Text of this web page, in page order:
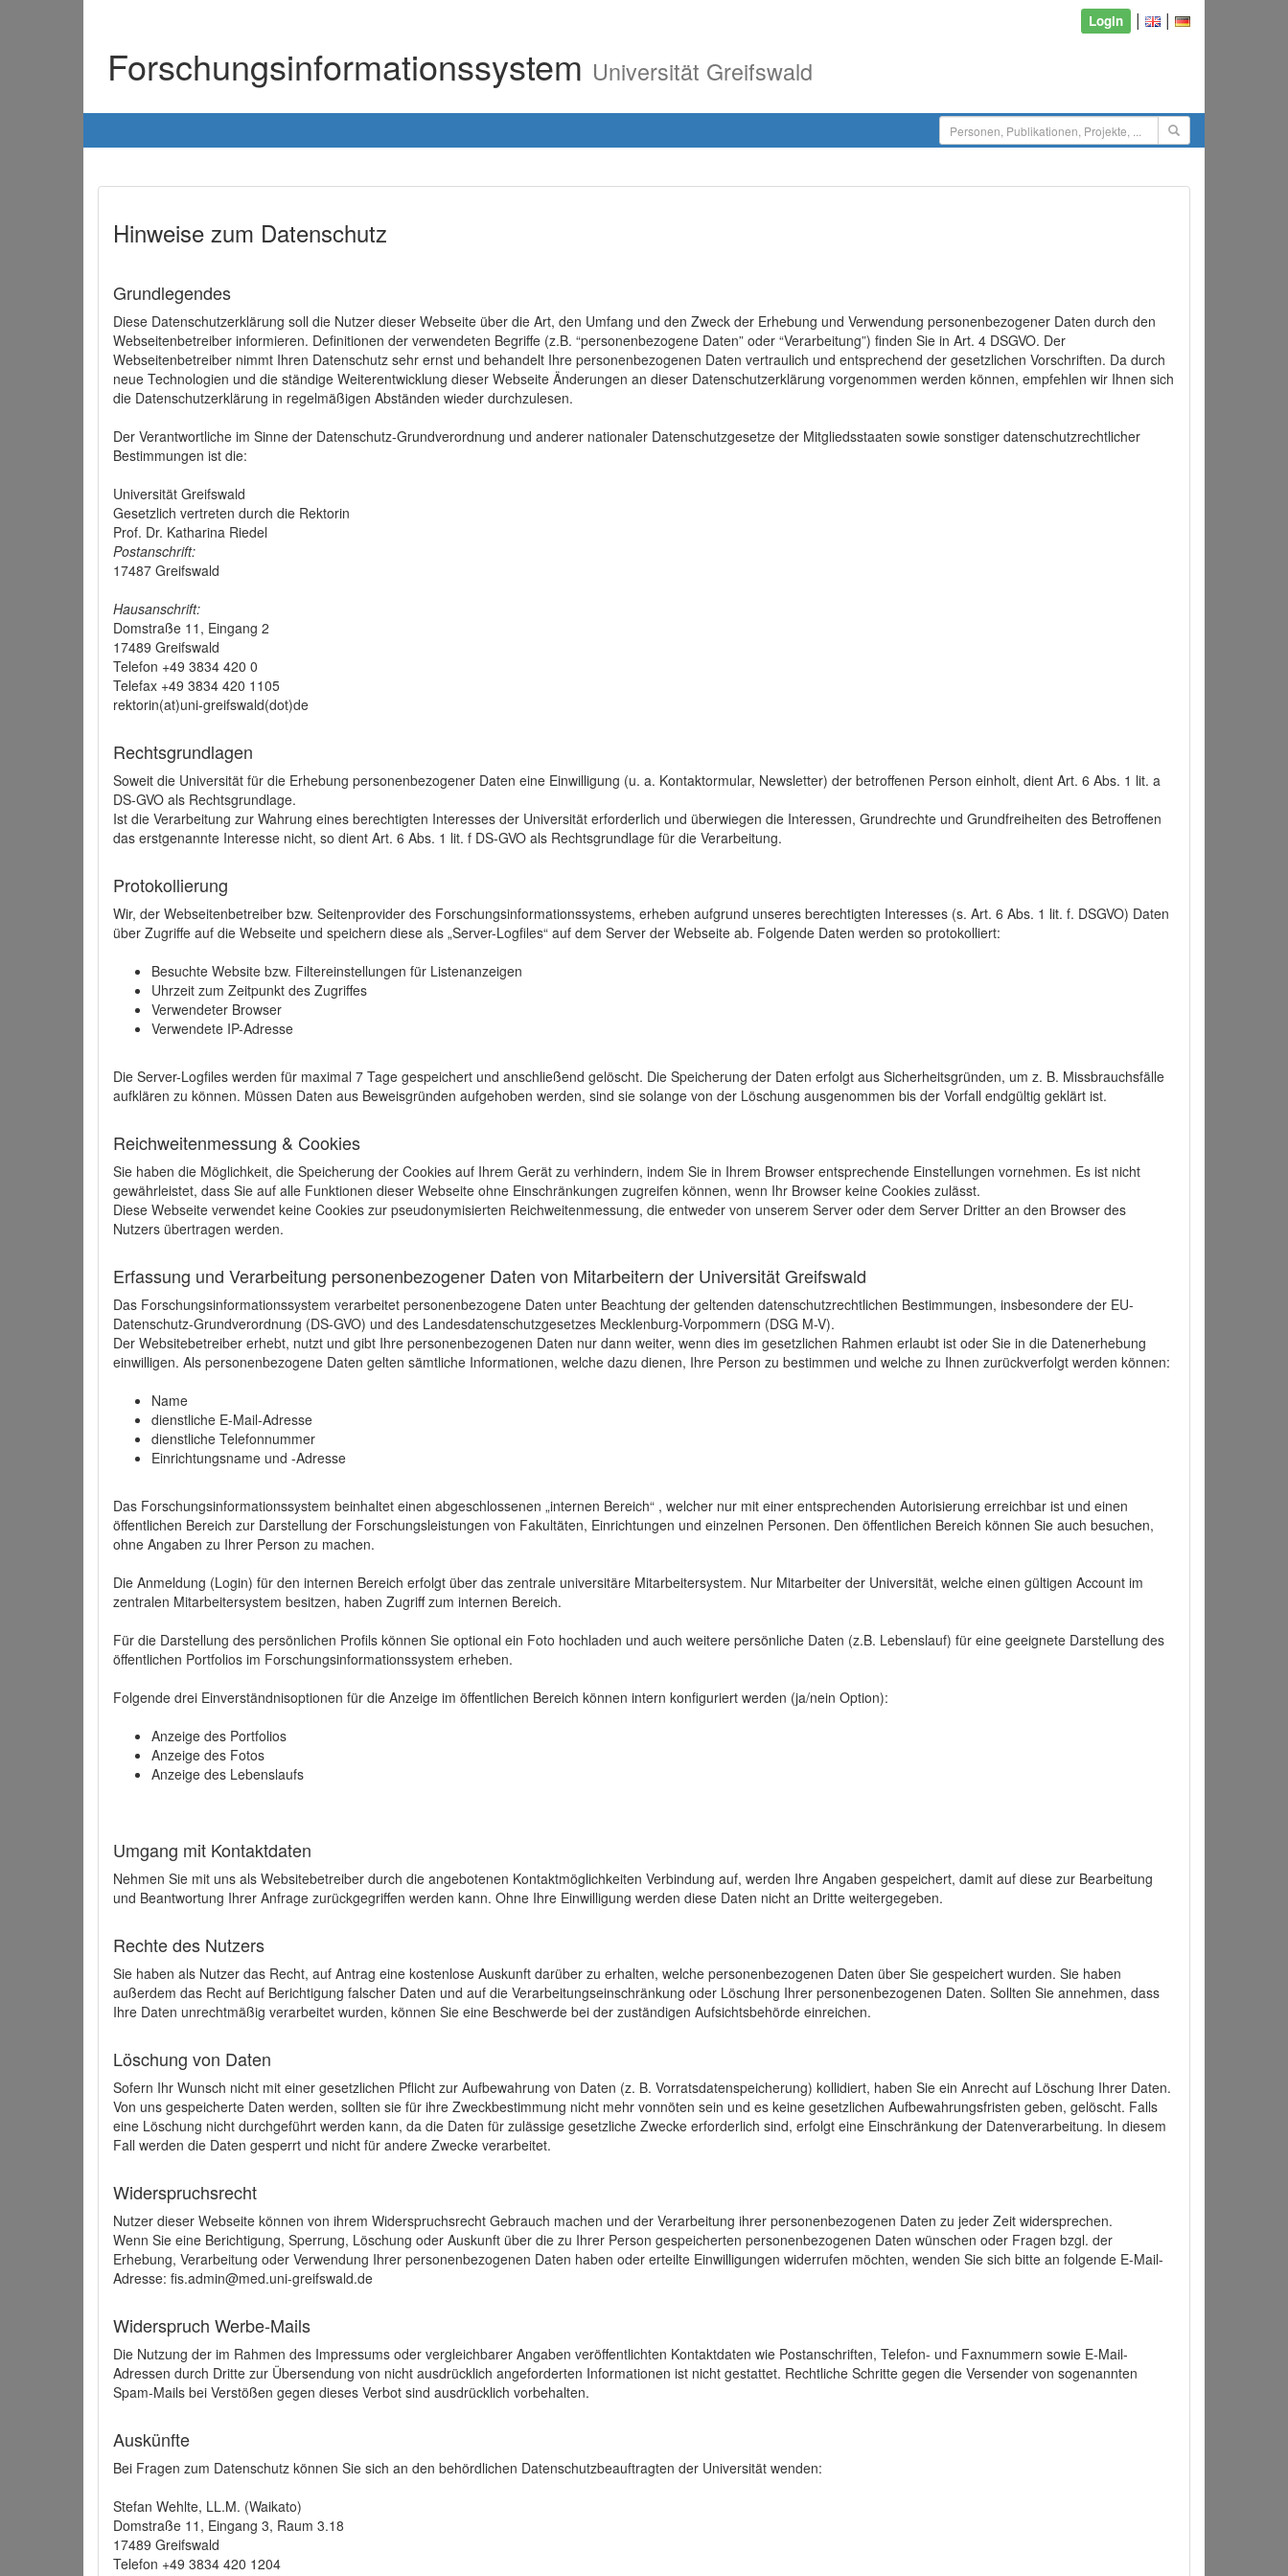
Login | |
Forschungsinformationssystem Universität Greifswald
Hinweise zum Datenschutz
Grundlegendes
Diese Datenschutzerklärung soll die Nutzer dieser Webseite über die Art, den Umfang und den Zweck der Erhebung und Verwendung personenbezogener Daten durch den
Webseitenbetreiber informieren. Definitionen der verwendeten Begriffe (z.B. “personenbezogene Daten” oder “Verarbeitung”) finden Sie in Art. 4 DSGVO. Der
Webseitenbetreiber nimmt Ihren Datenschutz sehr ernst und behandelt Ihre personenbezogenen Daten vertraulich und entsprechend der gesetzlichen Vorschriften. Da durch
neue Technologien und die ständige Weiterentwicklung dieser Webseite Änderungen an dieser Datenschutzerklärung vorgenommen werden können, empfehlen wir Ihnen sich
die Datenschutzerklärung in regelmäßigen Abständen wieder durchzulesen.
Der Verantwortliche im Sinne der Datenschutz-Grundverordnung und anderer nationaler Datenschutzgesetze der Mitgliedsstaaten sowie sonstiger datenschutzrechtlicher
Bestimmungen ist die:
Universität Greifswald
Gesetzlich vertreten durch die Rektorin
Prof. Dr. Katharina Riedel
Postanschrift:
17487 Greifswald
Hausanschrift:
Domstraße 11, Eingang 2
17489 Greifswald
Telefon +49 3834 420 0
Telefax +49 3834 420 1105
rektorin(at)uni-greifswald(dot)de
Rechtsgrundlagen
Soweit die Universität für die Erhebung personenbezogener Daten eine Einwilligung (u. a. Kontaktormular, Newsletter) der betroffenen Person einholt, dient Art. 6 Abs. 1 lit. a
DS-GVO als Rechtsgrundlage.
Ist die Verarbeitung zur Wahrung eines berechtigten Interesses der Universität erforderlich und überwiegen die Interessen, Grundrechte und Grundfreiheiten des Betroffenen
das erstgenannte Interesse nicht, so dient Art. 6 Abs. 1 lit. f DS-GVO als Rechtsgrundlage für die Verarbeitung.
Protokollierung
Wir, der Webseitenbetreiber bzw. Seitenprovider des Forschungsinformationssystems, erheben aufgrund unseres berechtigten Interesses (s. Art. 6 Abs. 1 lit. f. DSGVO) Daten
über Zugriffe auf die Webseite und speichern diese als „Server-Logfiles“ auf dem Server der Webseite ab. Folgende Daten werden so protokolliert:
Besuchte Website bzw. Filtereinstellungen für Listenanzeigen
Uhrzeit zum Zeitpunkt des Zugriffes
Verwendeter Browser
Verwendete IP-Adresse
Die Server-Logfiles werden für maximal 7 Tage gespeichert und anschließend gelöscht. Die Speicherung der Daten erfolgt aus Sicherheitsgründen, um z. B. Missbrauchsfälle
aufklären zu können. Müssen Daten aus Beweisgründen aufgehoben werden, sind sie solange von der Löschung ausgenommen bis der Vorfall endgültig geklärt ist.
Reichweitenmessung & Cookies
Sie haben die Möglichkeit, die Speicherung der Cookies auf Ihrem Gerät zu verhindern, indem Sie in Ihrem Browser entsprechende Einstellungen vornehmen. Es ist nicht
gewährleistet, dass Sie auf alle Funktionen dieser Webseite ohne Einschränkungen zugreifen können, wenn Ihr Browser keine Cookies zulässt.
Diese Webseite verwendet keine Cookies zur pseudonymisierten Reichweitenmessung, die entweder von unserem Server oder dem Server Dritter an den Browser des
Nutzers übertragen werden.
Erfassung und Verarbeitung personenbezogener Daten von Mitarbeitern der Universität Greifswald
Das Forschungsinformationssystem verarbeitet personenbezogene Daten unter Beachtung der geltenden datenschutzrechtlichen Bestimmungen, insbesondere der EU-
Datenschutz-Grundverordnung (DS-GVO) und des Landesdatenschutzgesetzes Mecklenburg-Vorpommern (DSG M-V).
Der Websitebetreiber erhebt, nutzt und gibt Ihre personenbezogenen Daten nur dann weiter, wenn dies im gesetzlichen Rahmen erlaubt ist oder Sie in die Datenerhebung
einwilligen. Als personenbezogene Daten gelten sämtliche Informationen, welche dazu dienen, Ihre Person zu bestimmen und welche zu Ihnen zurückverfolgt werden können:
Name
dienstliche E-Mail-Adresse
dienstliche Telefonnummer
Einrichtungsname und -Adresse
Das Forschungsinformationssystem beinhaltet einen abgeschlossenen „internen Bereich“ , welcher nur mit einer entsprechenden Autorisierung erreichbar ist und einen
öffentlichen Bereich zur Darstellung der Forschungsleistungen von Fakultäten, Einrichtungen und einzelnen Personen. Den öffentlichen Bereich können Sie auch besuchen,
ohne Angaben zu Ihrer Person zu machen.
Die Anmeldung (Login) für den internen Bereich erfolgt über das zentrale universitäre Mitarbeitersystem. Nur Mitarbeiter der Universität, welche einen gültigen Account im
zentralen Mitarbeitersystem besitzen, haben Zugriff zum internen Bereich.
Für die Darstellung des persönlichen Profils können Sie optional ein Foto hochladen und auch weitere persönliche Daten (z.B. Lebenslauf) für eine geeignete Darstellung des
öffentlichen Portfolios im Forschungsinformationssystem erheben.
Folgende drei Einverständnisoptionen für die Anzeige im öffentlichen Bereich können intern konfiguriert werden (ja/nein Option):
Anzeige des Portfolios
Anzeige des Fotos
Anzeige des Lebenslaufs
Umgang mit Kontaktdaten
Nehmen Sie mit uns als Websitebetreiber durch die angebotenen Kontaktmöglichkeiten Verbindung auf, werden Ihre Angaben gespeichert, damit auf diese zur Bearbeitung
und Beantwortung Ihrer Anfrage zurückgegriffen werden kann. Ohne Ihre Einwilligung werden diese Daten nicht an Dritte weitergegeben.
Rechte des Nutzers
Sie haben als Nutzer das Recht, auf Antrag eine kostenlose Auskunft darüber zu erhalten, welche personenbezogenen Daten über Sie gespeichert wurden. Sie haben
außerdem das Recht auf Berichtigung falscher Daten und auf die Verarbeitungseinschränkung oder Löschung Ihrer personenbezogenen Daten. Sollten Sie annehmen, dass
Ihre Daten unrechtmäßig verarbeitet wurden, können Sie eine Beschwerde bei der zuständigen Aufsichtsbehörde einreichen.
Löschung von Daten
Sofern Ihr Wunsch nicht mit einer gesetzlichen Pflicht zur Aufbewahrung von Daten (z. B. Vorratsdatenspeicherung) kollidiert, haben Sie ein Anrecht auf Löschung Ihrer Daten.
Von uns gespeicherte Daten werden, sollten sie für ihre Zweckbestimmung nicht mehr vonnöten sein und es keine gesetzlichen Aufbewahrungsfristen geben, gelöscht. Falls
eine Löschung nicht durchgeführt werden kann, da die Daten für zulässige gesetzliche Zwecke erforderlich sind, erfolgt eine Einschränkung der Datenverarbeitung. In diesem
Fall werden die Daten gesperrt und nicht für andere Zwecke verarbeitet.
Widerspruchsrecht
Nutzer dieser Webseite können von ihrem Widerspruchsrecht Gebrauch machen und der Verarbeitung ihrer personenbezogenen Daten zu jeder Zeit widersprechen.
Wenn Sie eine Berichtigung, Sperrung, Löschung oder Auskunft über die zu Ihrer Person gespeicherten personenbezogenen Daten wünschen oder Fragen bzgl. der
Erhebung, Verarbeitung oder Verwendung Ihrer personenbezogenen Daten haben oder erteilte Einwilligungen widerrufen möchten, wenden Sie sich bitte an folgende E-Mail-
Adresse: fis.admin@med.uni-greifswald.de
Widerspruch Werbe-Mails
Die Nutzung der im Rahmen des Impressums oder vergleichbarer Angaben veröffentlichten Kontaktdaten wie Postanschriften, Telefon- und Faxnummern sowie E-Mail-
Adressen durch Dritte zur Übersendung von nicht ausdrücklich angeforderten Informationen ist nicht gestattet. Rechtliche Schritte gegen die Versender von sogenannten
Spam-Mails bei Verstößen gegen dieses Verbot sind ausdrücklich vorbehalten.
Auskünfte
Bei Fragen zum Datenschutz können Sie sich an den behördlichen Datenschutzbeauftragten der Universität wenden:
Stefan Wehlte, LL.M. (Waikato)
Domstraße 11, Eingang 3, Raum 3.18
17489 Greifswald
Telefon +49 3834 420 1204